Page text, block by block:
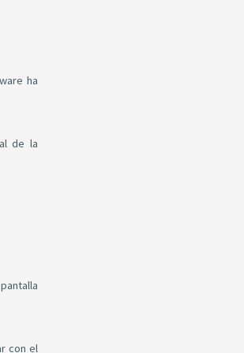
ha
de la
con el